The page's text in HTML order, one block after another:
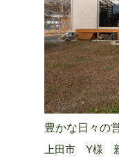
豊かな日々の
上田市 Y様